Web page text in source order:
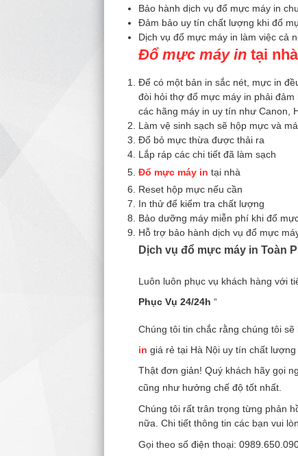
Bảo hành dịch vụ đổ mực máy in
Đảm bảo uy tín chất lượng khi đổ
Dịch vụ đổ mực máy in làm việc cả
Đổ mực máy in tại nhà
Để có một bản in sắc nét, mực in
đòi hỏi thợ đổ mực máy in phải
các hãng máy in uy tín như Canon,
Làm vệ sinh sạch sẽ hộp mực và
Đổ bỏ mực thừa được thải ra
Lắp ráp các chi tiết đã làm sạch
Đổ mực máy in tại nhà
Reset hộp mực nếu cần
In thử để kiểm tra chất lượng
Bảo dưỡng máy miễn phí khi đổ
Hỗ trợ bảo hành dịch vụ đổ mực
Dịch vụ đổ mực máy in Toàn
Luôn luôn phục vụ khách hàng với
Phục Vụ 24/24h “
Chúng tôi tin chắc rằng chúng tôi
in giá rẻ tại Hà Nội uy tín chất
Thật đơn giản! Quý khách hãy gọi
cũng như hưởng chế độ tốt nhất.
Chúng tôi rất trân trọng từng phản
nữa. Chi tiết thông tin các bạn vui
Gọi theo số điện thoại: